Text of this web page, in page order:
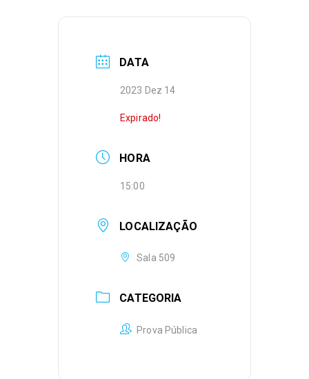
DATA
2023 Dez 14
Expirado!
HORA
15:00
LOCALIZAÇÃO
Sala 509
CATEGORIA
Prova Pública